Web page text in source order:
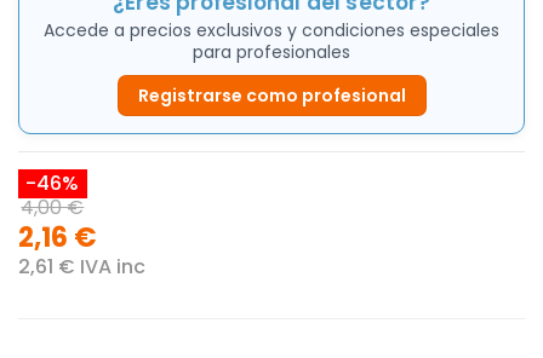
Accede a precios exclusivos y condiciones especiales
para profesionales
Registrarse como profesional
-46%
4,00 €
2,16 €
2,61 € IVA inc